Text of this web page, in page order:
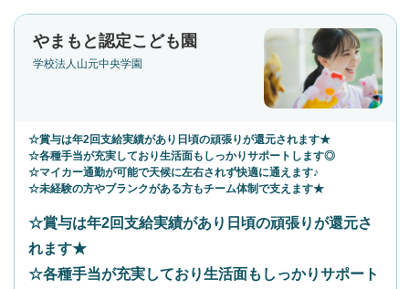
やまもと認定こども園
学校法人山元中央学園
☆賞与は年2回支給実績があり日頃の頑張りが還元されます★
☆各種手当が充実しており生活面もしっかりサポートします◎
☆マイカー通勤が可能で天候に左右されず快適に通えます♪
☆未経験の方やブランクがある方もチーム体制で支えます★
☆賞与は年2回支給実績があり日頃の頑張りが還元さ
れます★
☆各種手当が充実しており生活面もしっかりサポート